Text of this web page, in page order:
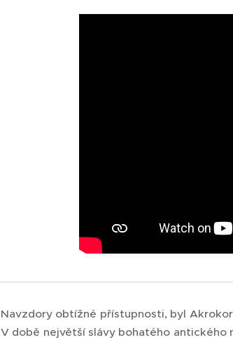
Navzdory obtížné přístupnosti, byl
V době největší slávy bohatého antického